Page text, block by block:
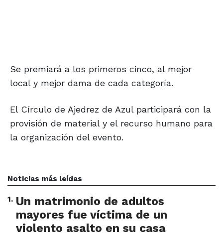
Se premiará a los primeros cinco, al mejor
local y mejor dama de cada categoría.
El Círculo de Ajedrez de Azul participará con la
provisión de material y el recurso humano para
la organización del evento.
Noticias más leídas
1. Un matrimonio de adultos
mayores fue víctima de un
violento asalto en su casa